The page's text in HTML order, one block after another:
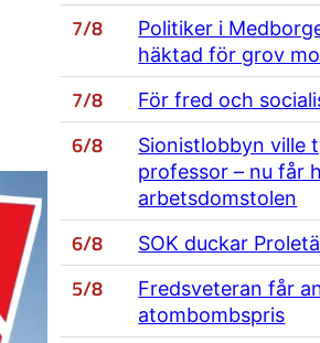
7/8
Politiker i
häktad för grov
7/8 För fred och
6/8
Sionistlobbyn ville
professor – nu får
arbetsdomstolen
6/8 SOK duckar
5/8
Fredsveteran får
atombombspris